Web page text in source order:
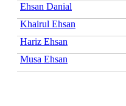
Ehsan Danial
Khairul Ehsan
Hariz Ehsan
Musa Ehsan